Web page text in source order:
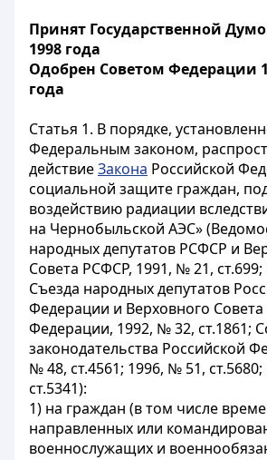
Принят Государственной
1998 года
Одобрен Советом Федерации
года
Статья 1. В порядке,
Федеральным законом,
действиеЗакона Российской
социальной защите граждан,
воздействию радиации
на Чернобыльской АЭС»
народных депутатов РСФСР и
Совета РСФСР, 1991, № 21,
Съезда народных депутатов
Федерации и Верховного Совета
Федерации, 1992, № 32, ст.1861;
законодательства Российской
№ 48, ст.4561; 1996, № 51,
ст.5341):
1) на граждан (в том числе
направленных или
военнослужащих и